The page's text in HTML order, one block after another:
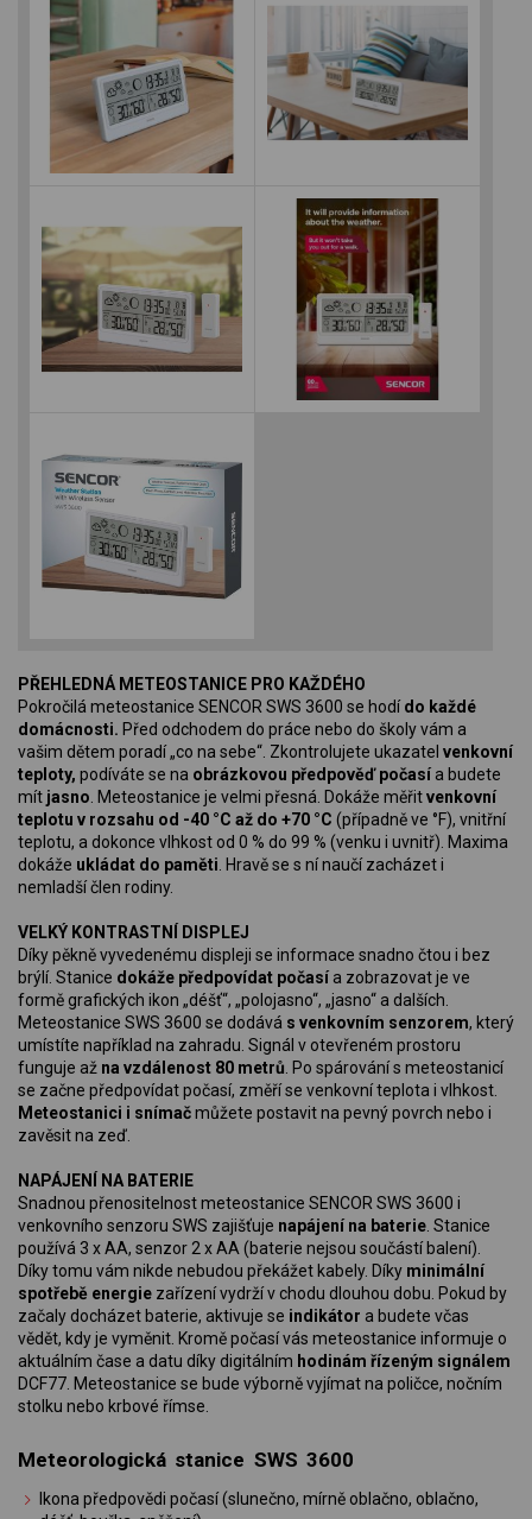
PŘEHLEDNÁ METEOSTANICE PRO KAŽDÉHO
Pokročilá meteostanice SENCOR SWS 3600 se hodído každé
domácnosti. Před odchodem do práce nebo do školy vám a
vašim dětem poradí „co na sebe“. Zkontrolujete ukazatel venkovní
teploty, podíváte se na obrázkovou předpověď počasía budete
mít jasno . Meteostanice je velmi přesná. Dokáže měřitvenkovní
teplotu v rozsahu od -40 °C až do +70 °C (případně ve °F), vnitřní
teplotu, a dokonce vlhkost od 0 % do 99 % (venku i uvnitř). Maxima
dokáže ukládat do paměti . Hravě se s ní naučí zacházet i
nemladší člen rodiny.
VELKÝ KONTRASTNÍ DISPLEJ
Díky pěkně vyvedenému displeji se informace snadno čtou i bez
brýlí. Stanice dokáže předpovídat počasía zobrazovat je ve
formě grafických ikon „déšť“, „polojasno“, „jasno“ a dalších.
Meteostanice SWS 3600 se dodává s venkovním senzorem, který
umístíte například na zahradu. Signál v otevřeném prostoru
funguje až na vzdálenost 80 metrů . Po spárování s meteostanicí
se začne předpovídat počasí, změří se venkovní teplota i vlhkost.
Meteostanici i snímačmůžete postavit na pevný povrch nebo i
zavěsit na zeď.
NAPÁJENÍ NA BATERIE
Snadnou přenositelnost meteostanice SENCOR SWS 3600 i
venkovního senzoru SWS zajišťuje napájení na baterie . Stanice
používá 3 x AA, senzor 2 x AA (baterie nejsou součástí balení).
Díky tomu vám nikde nebudou překážet kabely. Díky minimální
spotřebě energie zařízení vydrží v chodu dlouhou dobu. Pokud by
začaly docházet baterie, aktivuje se indikátor a budete včas
vědět, kdy je vyměnit. Kromě počasí vás meteostanice informuje o
aktuálním čase a datu díky digitálním hodinám řízeným signálem
DCF77. Meteostanice se bude výborně vyjímat na poličce, nočním
stolku nebo krbové římse.
Meteorologická stanice SWS 3600
Ikona předpovědi počasí (slunečno, mírně oblačno, oblačno,